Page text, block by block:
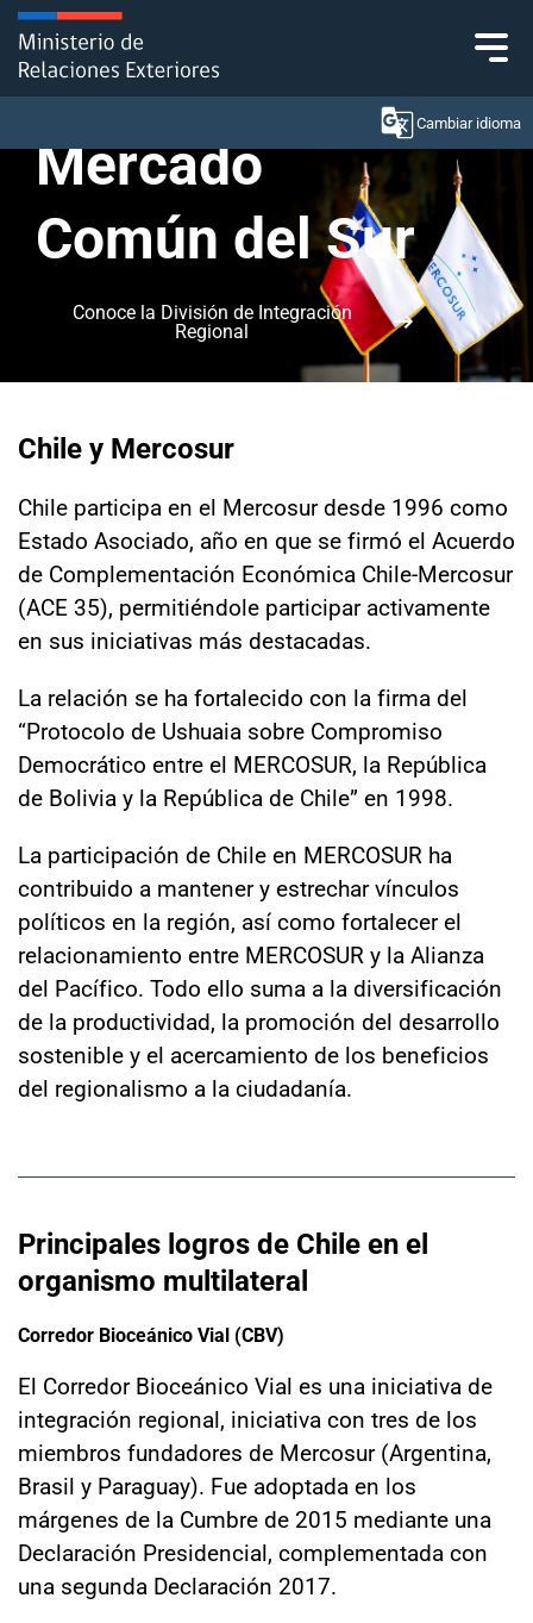
Click acá para ir directamente al contenido
Cambiar idioma
Ministerio
Política Exterior
Internacionales
Sala de prensa
Mercado
Común del Sur
Conoce la División de Integración
Regional
Chile y Mercosur
Chile participa en el Mercosur desde 1996 como
Estado Asociado, año en que se firmó el Acuerdo
de Complementación Económica Chile-Mercosur
(ACE 35), permitiéndole participar activamente
en sus iniciativas más destacadas.
La relación se ha fortalecido con la firma del
“Protocolo de Ushuaia sobre Compromiso
Democrático entre el MERCOSUR, la República
de Bolivia y la República de Chile” en 1998.
La participación de Chile en MERCOSUR ha
contribuido a mantener y estrechar vínculos
políticos en la región, así como fortalecer el
relacionamiento entre MERCOSUR y la Alianza
del Pacífico. Todo ello suma a la diversificación
de la productividad, la promoción del desarrollo
sostenible y el acercamiento de los beneficios
del regionalismo a la ciudadanía.
Principales logros de Chile en el
organismo multilateral
Corredor Bioceánico Vial (CBV)
El Corredor Bioceánico Vial es una iniciativa de
integración regional, iniciativa con tres de los
miembros fundadores de Mercosur (Argentina,
Brasil y Paraguay). Fue adoptada en los
márgenes de la Cumbre de 2015 mediante una
Declaración Presidencial, complementada con
una segunda Declaración 2017.